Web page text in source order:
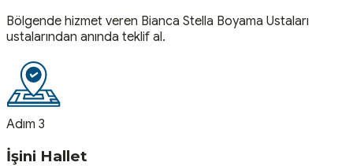
Bölgende hizmet veren Bianca Stella Boyama Ustaları
ustalarından anında teklif al.
Adım 3
İşini Hallet